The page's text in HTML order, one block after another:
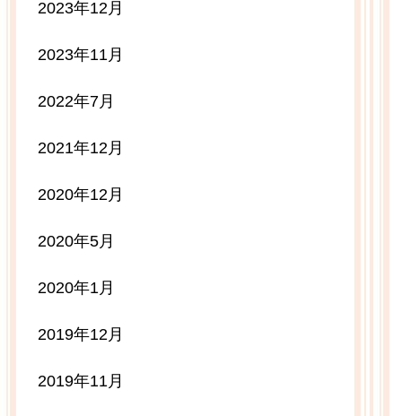
2023年12月
2023年11月
2022年7月
2021年12月
2020年12月
2020年5月
2020年1月
2019年12月
2019年11月